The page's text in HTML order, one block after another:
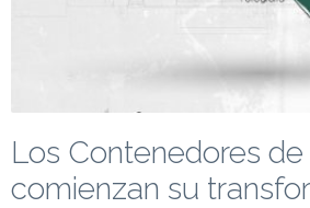
Los Contenedores
comienzan su